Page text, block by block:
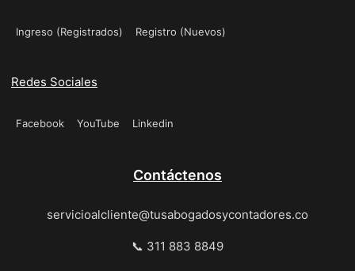
Ingreso (Registrados) Registro (Nuevos)
Redes Sociales
Facebook YouTube Linkedin
Contáctenos
servicioalcliente@tusabogadosycontadores.co
📞 311 883 8849